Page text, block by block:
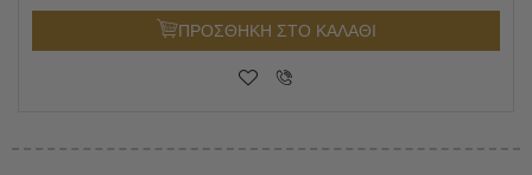
ΠΡΟΣΘΗΚΗ ΣΤΟ ΚΑΛΑΘΙ